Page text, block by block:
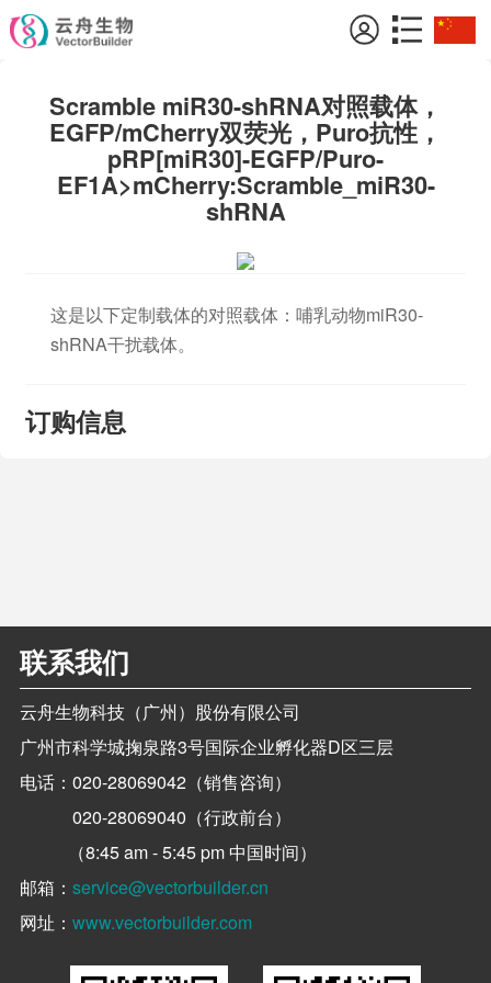
Scramble miR30-shRNA对照载体，
EGFP/mCherry双荧光，Puro抗性，
pRP[miR30]-EGFP/Puro-
EF1A>mCherry:Scramble_miR30-
shRNA
这是以下定制载体的对照载体：哺乳动物miR30-
shRNA干扰载体。
订购信息
联系我们
云舟生物科技（广州）股份有限公司
广州市科学城掬泉路3号国际企业孵化器D区三层
电话：020-28069042（销售咨询）
020-28069040（行政前台）
（8:45 am - 5:45 pm 中国时间）
邮箱：service@vectorbuilder.cn
网址：www.vectorbuilder.com